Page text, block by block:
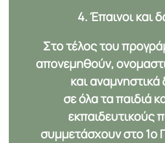
4. Έπαινοι και
Στο τέλος του
απονεμηθούν,
και
σε όλα τα παιδιά
εκπαιδευτικούς
συμμετάσχουν στο 1ο